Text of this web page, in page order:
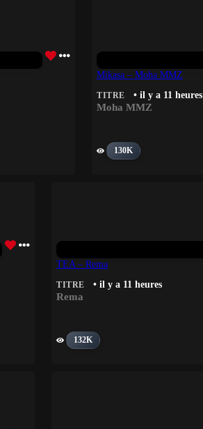
Mikasa – Moha MMZ
TITRE • il y a 11 heures
Moha MMZ
130K
TEA – Rema
TITRE • il y a 11 heures
Rema
132K